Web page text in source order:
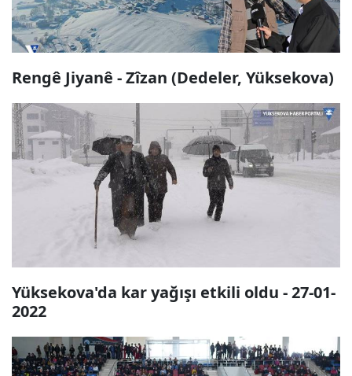
Rengê Jiyanê - Zîzan (Dedeler, Yüksekova)
Yüksekova'da kar yağışı etkili oldu - 27-01-
2022